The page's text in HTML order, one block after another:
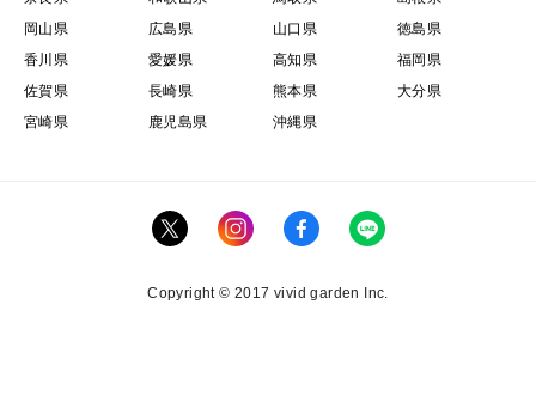
岡山県
広島県 山口県
徳島県
香川県
愛媛県 高知県
福岡県
佐賀県
長崎県 熊本県
大分県
宮崎県
鹿児島県 沖縄県
Copyright © 2017 vivid garden Inc.